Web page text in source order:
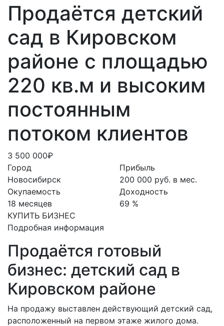
Продаётся детский
сад в Кировском
районе с площадью
220 кв.м и высоким
постоянным
потоком клиентов
3 500 000₽
Город
Новосибирск
Окупаемость
18 месяцев
КУПИТЬ БИЗНЕС
Прибыль
200 000 руб. в мес.
Доходность
69 %
Подробная информация
Продаётся готовый
бизнес: детский сад в
Кировском районе
На продажу выставлен действующий детский сад,
расположенный на первом этаже жилого дома.